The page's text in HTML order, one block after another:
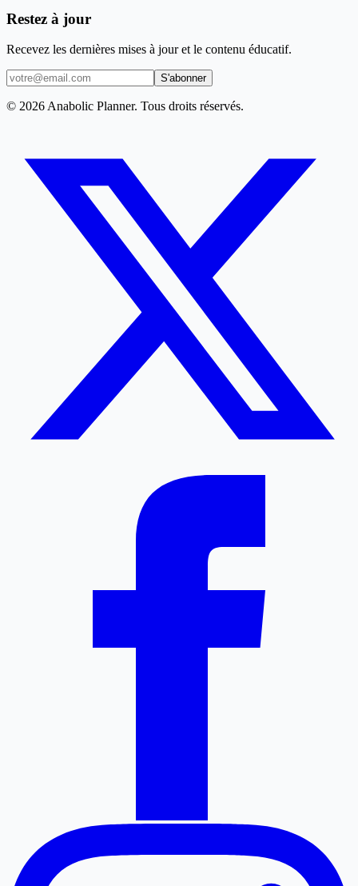
Restez à jour
Recevez les dernières mises à jour et le contenu éducatif.
S'abonner
© 2026 Anabolic Planner. Tous droits réservés.